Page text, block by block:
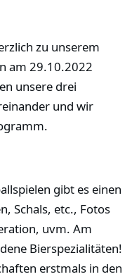
zu unserem
am 29.10.2022
unsere drei
und wir
gibt es einen
Schals, etc., Fotos
uvm. Am
Bierspezialitäten!
erstmals in den